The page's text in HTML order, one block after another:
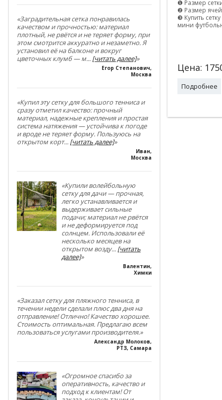
«Заградительная сетка понравилась
качеством и прочностью: материал
плотный, не рвётся и не теряет форму, при
этом смотрится аккуратно и незаметно. Я
установил её на балконе и вокруг
цветочных клумб — м... [читать далее]»
Егор Степанович,
Москва
«Купил эту сетку для большого тенниса и
сразу отметил качество: прочный
материал, надежные крепления и простая
система натяжения — устойчива к погоде
и вроде не теряет форму. Пользуюсь на
открытом корт... [читать далее]»
Иван,
Москва
«Купили волейбольную
сетку для дачи — прочная,
легко устанавливается и
выдерживает сильные
подачи; материал не рвётся
и не деформируется под
солнцем. Использовали её
несколько месяцев на
открытом возду... [читать
далее]»
Валентин,
Химки
«Заказал сетку для пляжного тенниса, в
течении недели сделали плюс два дня на
отправление! Отлично! Качество хорошее.
Стоимость оптимальная. Предлагаю всем
пользоваться услугами производителя.»
Александр Молоков,
РТЗ, Самара
«Огромное спасибо за
оперативность, качество и
подход к клиентам! От
❶ Размер
❷ Размер
❸ Купить
мини
Цена:
Подробнее